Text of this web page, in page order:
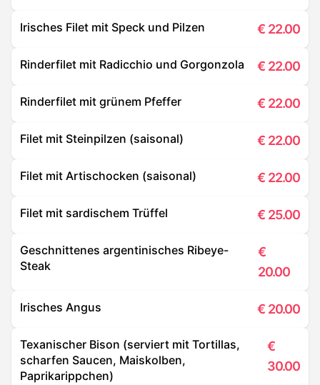
Irisches Filet mit Speck und Pilzen € 22.00
Rinderfilet mit Radicchio und Gorgonzola € 22.00
Rinderfilet mit grünem Pfeffer € 22.00
Filet mit Steinpilzen (saisonal) € 22.00
Filet mit Artischocken (saisonal) € 22.00
Filet mit sardischem Trüffel € 25.00
Geschnittenes argentinisches Ribeye-
Steak
€
20.00
Irisches Angus € 20.00
Texanischer Bison (serviert mit Tortillas,
scharfen Saucen, Maiskolben,
Paprikarippchen)
€
30.00